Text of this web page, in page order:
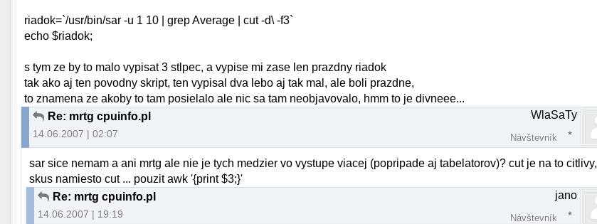
riadok=`/usr/bin/sar -u 1 10 | grep Average | cut -d\ -f3`
echo $riadok;
s tym ze by to malo vypisat 3 stlpec, a vypise mi zase len prazdny riadok
tak ako aj ten povodny skript, ten vypisal dva lebo aj tak mal, ale boli prazdne,
to znamena ze akoby to tam posielalo ale nic sa tam neobjavovalo, hmm to je divneee...
Re: mrtg cpuinfo.pl
14.06.2007 | 02:07
WlaSaTy
Návštevník
sar sice nemam a ani mrtg ale nie je tych medzier vo vystupe viacej (popripade aj tabelatorov)? cut je na to citlivy,
skus namiesto cut ... pouzit awk '{print $3;}'
Re: mrtg cpuinfo.pl
14.06.2007 | 19:19
jano
Návštevník